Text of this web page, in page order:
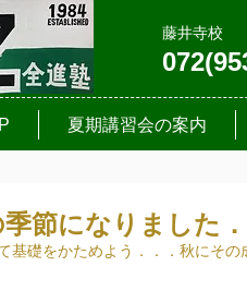
藤井寺校
夏期講習会の案内
節になりました
基礎をかためよう．．．秋にそ